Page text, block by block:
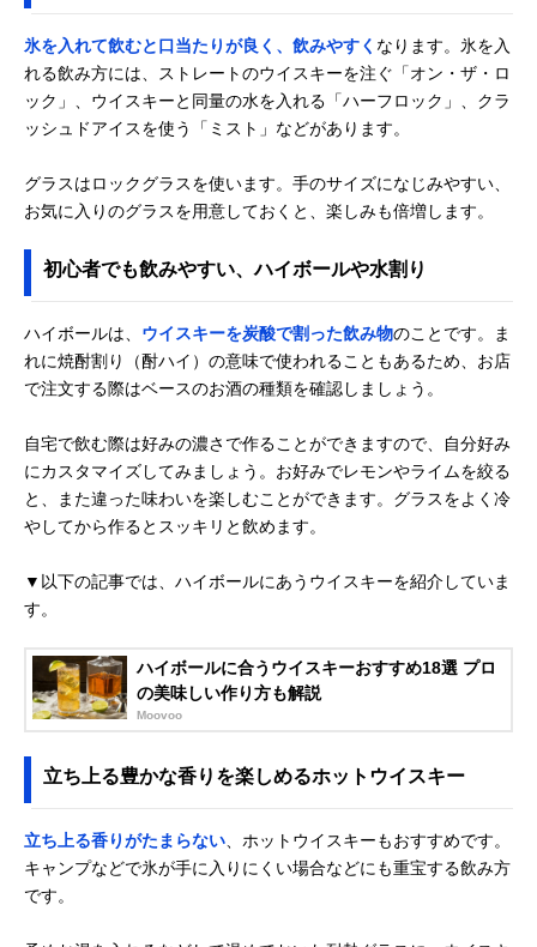
氷を入れて飲むと口当たりが良く、飲みやすく なります。氷を入
れる飲み方には、ストレートのウイスキーを注ぐ「オン・ザ・ロ
ック」、ウイスキーと同量の水を入れる「ハーフロック」、クラ
ッシュドアイスを使う「ミスト」などがあります。
グラスはロックグラスを使います。手のサイズになじみやすい、
お気に入りのグラスを用意しておくと、楽しみも倍増します。
初心者でも飲みやすい、ハイボールや水割り
ハイボールは、 ウイスキーを炭酸で割った飲み物のことです。ま
れに焼酎割り（酎ハイ）の意味で使われることもあるため、お店
で注文する際はベースのお酒の種類を確認しましょう。
自宅で飲む際は好みの濃さで作ることができますので、自分好み
にカスタマイズしてみましょう。お好みでレモンやライムを絞る
と、また違った味わいを楽しむことができます。グラスをよく冷
やしてから作るとスッキリと飲めます。
▼以下の記事では、ハイボールにあうウイスキーを紹介していま
す。
ハイボールに合うウイスキーおすすめ18選 プロ
の美味しい作り方も解説
Moovoo
立ち上る豊かな香りを楽しめるホットウイスキー
立ち上る香りがたまらない 、ホットウイスキーもおすすめです。
キャンプなどで氷が手に入りにくい場合などにも重宝する飲み方
です。